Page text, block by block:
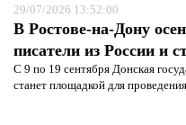
29/07/2026 13:52:00
В Ростове-на-Дону
писатели из России и
С 9 по 19 сентября Донская
станет площадкой для